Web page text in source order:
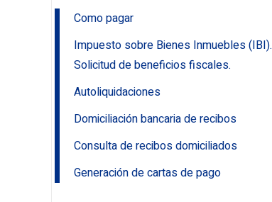
Como pagar
Impuesto sobre Bienes Inmuebles (IBI).
Solicitud de beneficios fiscales.
Autoliquidaciones
Domiciliación bancaria de recibos
Consulta de recibos domiciliados
Generación de cartas de pago